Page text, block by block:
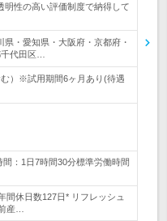
明性の高い評価制度で納得して
・愛知県・大阪府・京都府・
代田区…
）※試用期間6ヶ月あり(待遇
：1日7時間30分標準労働時間
間休日数127日* リフレッシュ
産…